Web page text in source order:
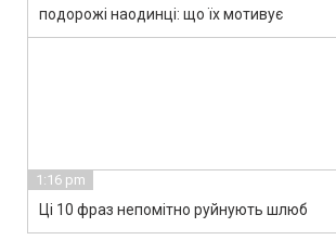
подорожі наодинці: що їх мотивує
1:16 pm
Ці 10 фраз непомітно руйнують шлюб